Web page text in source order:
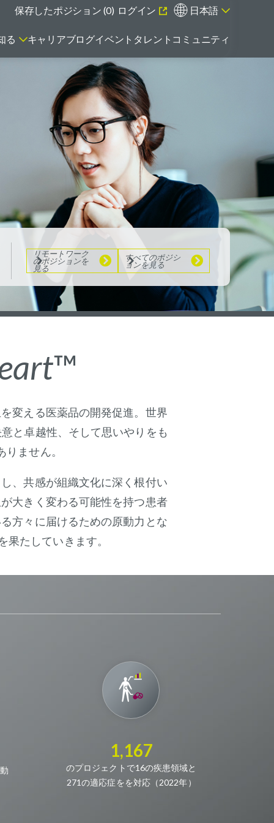
日本語
ログイン
保存したポジション (0)
エマージング・タレントとは
リモートワーク
のポジションを
見る
すべてのポジシ
ョンを見る
る キャリアブログイベント タレントコミュニティ
リモートワーク
のポジションを
見る
すべてのポジシ
ョンを見る
™
変える医薬品の開発促進。世界
と卓越性、そして思いやりをも
ません。
、共感が組織文化に深く根付い
大きく変わる可能性を持つ患者
方々に届けるための原動力とな
たしていきます。
1,167
のプロジェクトで16の疾患領域と
271の適応症をを対応（2022年）